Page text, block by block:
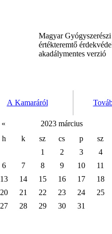
Magyar
értékteremtő
akadálymentes verzió
A Kamaráról
«
2023 március
h
k sz cs p
sz
1
2 3
4
6
7 8 9 10
11
13
14 15 16 17
18
20
21 22 23 24
25
27
28 29 30 31